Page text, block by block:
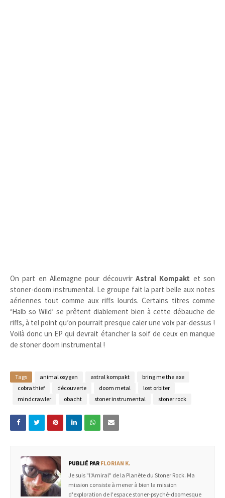
On part en Allemagne pour découvrir Astral Kompakt et son
stoner-doom instrumental. Le groupe fait la part belle aux notes
aériennes tout comme aux riffs lourds. Certains titres comme
‘Halb so Wild’ se prêtent diablement bien à cette débauche de
riffs, à tel point qu’on pourrait presque caler une voix par-dessus !
Voilà donc un EP qui devrait étancher la soif de ceux en manque
de stoner doom instrumental !
Tags animal oxygen astral kompakt
bring me the axe
cobra thief
découverte doom metal
lost orbiter
mindcrawler
obacht stoner instrumental stoner rock
PUBLIÉ PAR FLORIAN K.
Je suis "l'Amiral" de la Planète du Stoner Rock. Ma
mission consiste à mener à bien la mission
d'exploration de l'espace stoner-psyché-doomesque